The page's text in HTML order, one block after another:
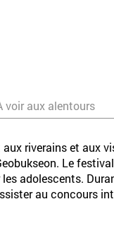
voir aux alentours
riverains et aux
Le
adolescents.
au concours